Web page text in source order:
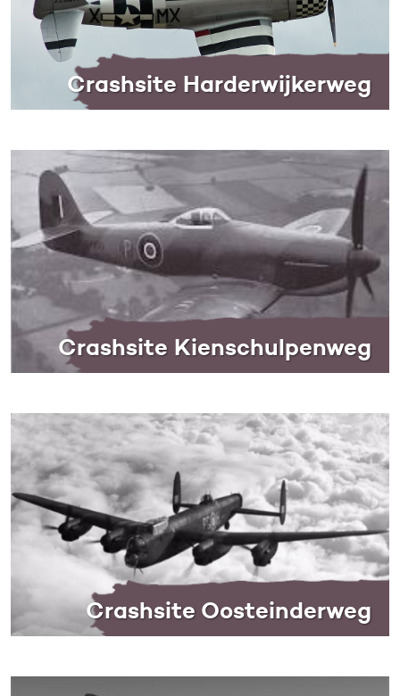
Crashsite Harderwijkerweg
Crashsite Kienschulpenweg
Crashsite Oosteinderweg